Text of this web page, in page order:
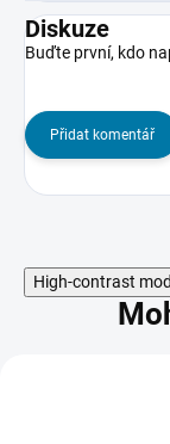
Diskuze
Buďte první, kdo
Přidat komentář
High-contrast